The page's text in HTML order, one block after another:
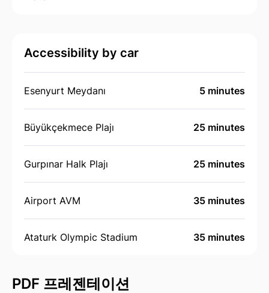
Accessibility by car
Esenyurt Meydanı 5 minutes
Büyükçekmece Plajı 25 minutes
Gurpınar Halk Plajı 25 minutes
Airport AVM 35 minutes
Ataturk Olympic Stadium 35 minutes
PDF 프레젠테이션